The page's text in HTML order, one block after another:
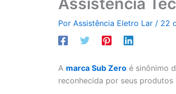
Por Assistência Eletro Lar / 22
A marca Sub Zero é sinônimo
reconhecida por seus